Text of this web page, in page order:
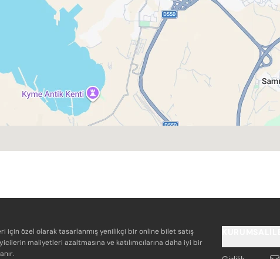
için özel olarak tasarlanmış yenilikçi bir online bilet satış
maliyetleri azaltmasına ve katılımcılarına daha iyi bir